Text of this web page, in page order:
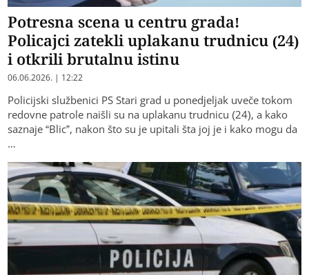
Potresna scena u centru grada!
Policajci zatekli uplakanu trudnicu (24)
i otkrili brutalnu istinu
06.06.2026. | 12:22
Policijski službenici PS Stari grad u ponedjeljak uveče tokom
redovne patrole naišli su na uplakanu trudnicu (24), a kako
saznaje “Blic”, nakon što su je upitali šta joj je i kako mogu da
…